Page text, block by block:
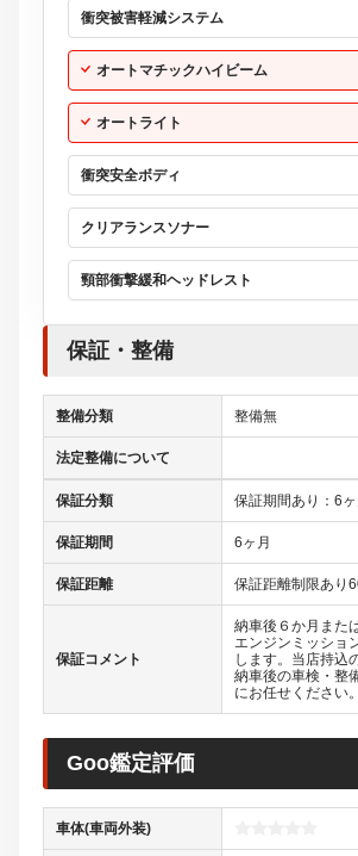
衝突被害軽減システム
オートマチックハイビーム
オートライト
衝突安全ボディ
クリアランスソナー
頸部衝撃緩和ヘッドレスト
保証・整備
整備分類 整備無
法定整備について
保証分類 保証期間あり：6ヶ
保証期間 6ヶ月
保証距離 保証距離制限あり
保証コメント
納車後６か月また
エンジンミッショ
します。当店持込
納車後の車検・整
にお任せください。
Goo鑑定評価
車体(車両外装)